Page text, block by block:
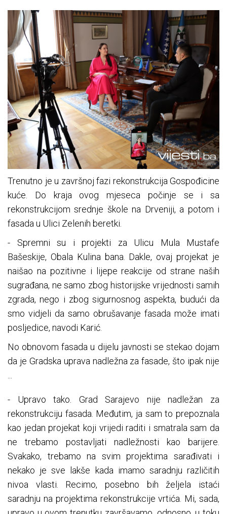
Trenutno je u završnoj fazi rekonstrukcija Gospođicine
kuće. Do kraja ovog mjeseca počinje se i sa
rekonstrukcijom srednje škole na Drveniji, a potom i
fasada u Ulici Zelenih beretki.
- Spremni su i projekti za Ulicu Mula Mustafe
Bašeskije, Obala Kulina bana. Dakle, ovaj projekat je
naišao na pozitivne i lijepe reakcije od strane naših
sugrađana, ne samo zbog historijske vrijednosti samih
zgrada, nego i zbog sigurnosnog aspekta, budući da
smo vidjeli da samo obrušavanje fasada može imati
posljedice, navodi Karić.
No obnovom fasada u dijelu javnosti se stekao dojam
da je Gradska uprava nadležna za fasade, što ipak nije
- Upravo tako. Grad Sarajevo nije nadležan za
rekonstrukciju fasada. Međutim, ja sam to prepoznala
kao jedan projekat koji vrijedi raditi i smatrala sam da
ne trebamo postavljati nadležnosti kao barijere.
Svakako, trebamo na svim projektima sarađivati i
nekako je sve lakše kada imamo saradnju različitih
nivoa vlasti. Recimo, posebno bih željela istaći
saradnju na projektima rekonstrukcije vrtića. Mi, sada,